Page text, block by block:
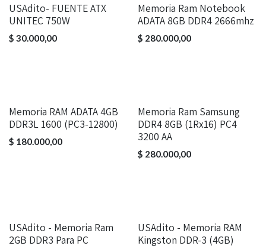
USAdito- FUENTE ATX
UNITEC 750W
$ 30.000,00
Memoria Ram Notebook
ADATA 8GB DDR4 2666mhz
$ 280.000,00
Memoria RAM ADATA 4GB
DDR3L 1600 (PC3-12800)
$ 180.000,00
Memoria Ram Samsung
DDR4 8GB (1Rx16) PC4
3200 AA
$ 280.000,00
USAdito - Memoria Ram
2GB DDR3 Para PC
USAdito - Memoria RAM
Kingston DDR-3 (4GB)